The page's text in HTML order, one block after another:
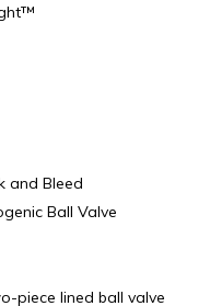
and Bleed
Ball Valve
piece lined ball valve